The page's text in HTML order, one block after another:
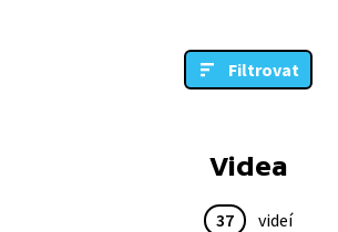
Filtrovat
Videa
37 videí